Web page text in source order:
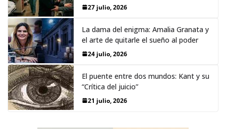
27 julio, 2026
La dama del enigma: Amalia Granata y
el arte de quitarle el sueño al poder
24 julio, 2026
El puente entre dos mundos: Kant y su
“Crítica del juicio”
21 julio, 2026